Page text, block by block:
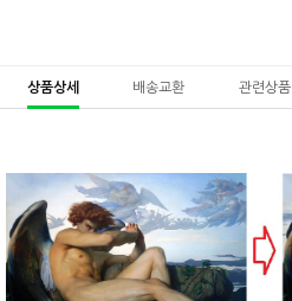
상품상세 배송교환 관련상품